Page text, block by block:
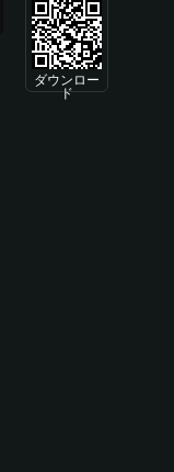
ダウンロー
ド